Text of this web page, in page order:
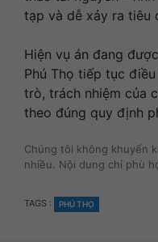
tạp và dễ xảy ra tiêu
Hiện vụ án đang
Phú Thọ tiếp tục
trò, trách nhiệm của
theo đúng quy định
Chúng tôi không khuyến
nhiều. Nội dung chỉ phù
TAGS : TAGS
PHÚ THỌ